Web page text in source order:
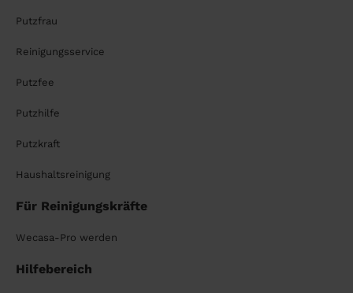
Putzfrau
Reinigungsservice
Putzfee
Putzhilfe
Putzkraft
Haushaltsreinigung
Für Reinigungskräfte
Wecasa-Pro werden
Hilfebereich